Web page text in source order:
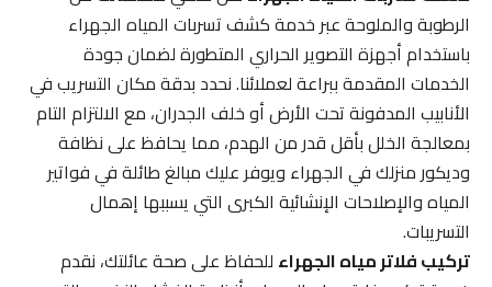
الرطوبة والملوحة عبر خدمة كشف تسربات المياه الجهراء
باستخدام أجهزة التصوير الحراري المتطورة لضمان جودة
الخدمات المقدمة ببراعة لعملائنا. نحدد بدقة مكان التسريب في
الأنابيب المدفونة تحت الأرض أو خلف الجدران، مع الالتزام التام
بمعالجة الخلل بأقل قدر من الهدم، مما يحافظ على نظافة
وديكور منزلك في الجهراء ويوفر عليك مبالغ طائلة في فواتير
المياه والإصلاحات الإنشائية الكبرى التي يسببها إهمال
التسريبات.
تركيب فلاتر مياه الجهراءللحفاظ على صحة عائلتك، نقدم